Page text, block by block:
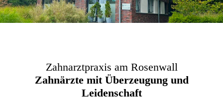
Zahnarztpraxis am Rosenwall
Zahnärzte mit Überzeugung und
Leidenschaft